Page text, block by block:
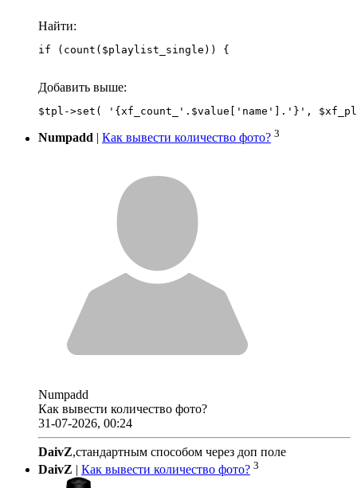
Найти:
if (count($playlist_single)) {
Добавить выше:
Numpadd Как вывести количество фото? 3
Numpadd
Как вывести количество фото?
31-07-2026, 00:24
DaivZ,стандартным способом через доп поле
DaivZ | Как вывести количество фото? 3